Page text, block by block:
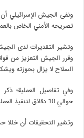
ونفى الجيش الإسرائيلي
تصريحه الأمني الخاص
وتشير التقديرات لدى
وقرر الجيش التعزيز من
السلاح لا يزال بحوزته
وفي تفاصيل العملية؛ ذكر
حوالي 10 دقائق لتنفيذ العملية.
وتشير التحقيقات أن خللا